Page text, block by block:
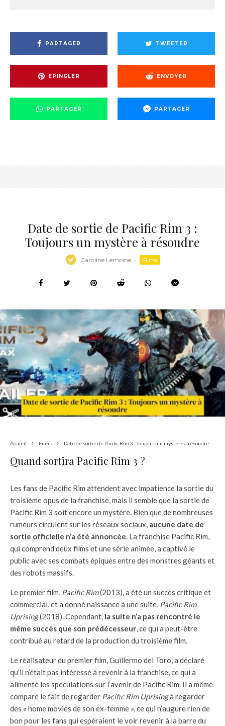
PARTAGER TWEETER
EPINGLER ENVOYER
PARTAGER PARTAGER
Date de sortie de Pacific Rim 3 :
Toujours un mystère à résoudre
Caroline Lemoine · Films
Accueil Films Date de sortie de Pacific Rim 3 : Toujours un mystère à résoudre
Quand sortira Pacific Rim 3 ?
Les fans de Pacific Rim attendent avec impatience la sortie du
troisième opus de la franchise, mais il semble que la sortie de
Pacific Rim 3 soit encore un mystère. Bien que de nombreuses
rumeurs circulent sur les réseaux sociaux, aucune date de
sortie officielle n’a été annoncée. La franchise Pacific Rim,
qui comprend deux films et une série animée, a captivé le
public avec ses combats épiques entre des monstres géants et
des robots massifs.
Le premier film, Pacific Rim(2013), a été un succès critique et
commercial, et a donné naissance à une suite, Pacific Rim
Uprising(2018). Cependant, la suite n’a pas rencontré le
même succès que son prédécesseur, ce qui a peut-être
contribué au retard de la production du troisième film.
Le réalisateur du premier film, Guillermo del Toro, a déclaré
qu’il n’était pas intéressé à revenir à la franchise, ce qui a
alimenté les spéculations sur l’avenir de Pacific Rim. Il a même
comparé le fait de regarder Pacific Rim Uprisingà regarder
des « home movies de son ex-femme », ce qui n’augure rien de
bon pour les fans qui espéraient le voir revenir à la barre du